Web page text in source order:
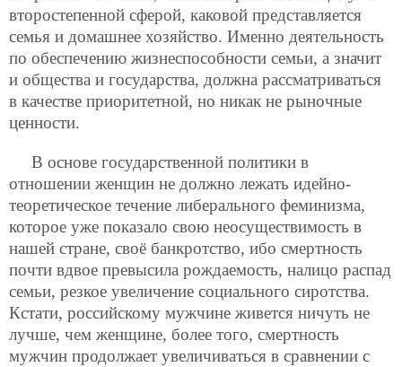
второстепенной сферой, каковой представляется
семья и домашнее хозяйство. Именно деятельность
по обеспечению жизнеспособности семьи, а значит
и общества и государства, должна рассматриваться
в качестве приоритетной, но никак не рыночные
ценности.
В основе государственной политики в
отношении женщин не должно лежать идейно-
теоретическое течение либерального феминизма,
которое уже показало свою неосуществимость в
нашей стране, своё банкротство, ибо смертность
почти вдвое превысила рождаемость, налицо распад
семьи, резкое увеличение социального сиротства.
Кстати, российскому мужчине живется ничуть не
лучше, чем женщине, более того, смертность
мужчин продолжает увеличиваться в сравнении с